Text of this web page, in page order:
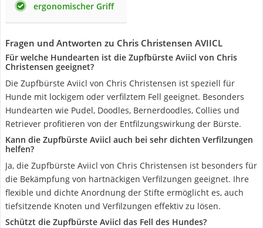
ergonomischer Griff
Fragen und Antworten zu Chris Christensen ‎AVIICL
Für welche Hundearten ist die Zupfbürste Aviicl von Chris
Christensen geeignet?
Die Zupfbürste Aviicl von Chris Christensen ist speziell für
Hunde mit lockigem oder verfilztem Fell geeignet. Besonders
Hundearten wie Pudel, Doodles, Bernerdoodles, Collies und
Retriever profitieren von der Entfilzungswirkung der Bürste.
Kann die Zupfbürste Aviicl auch bei sehr dichten Verfilzungen
helfen?
Ja, die Zupfbürste Aviicl von Chris Christensen ist besonders für
die Bekämpfung von hartnäckigen Verfilzungen geeignet. Ihre
flexible und dichte Anordnung der Stifte ermöglicht es, auch
tiefsitzende Knoten und Verfilzungen effektiv zu lösen.
Schützt die Zupfbürste Aviicl das Fell des Hundes?